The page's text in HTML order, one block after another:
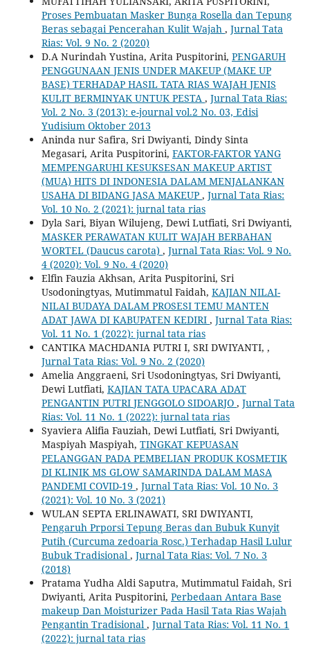
Proses Pembuatan Masker Bunga Rosella dan Tepung
Beras sebagai Pencerahan Kulit Wajah , Jurnal Tata
Rias: Vol. 9 No. 2 (2020)
D.A Nurindah Yustina, Arita Puspitorini, PENGARUH
PENGGUNAAN JENIS UNDER MAKEUP (MAKE UP
BASE) TERHADAP HASIL TATA RIAS WAJAH JENIS
KULIT BERMINYAK UNTUK PESTA , Jurnal Tata Rias:
Vol. 2 No. 3 (2013): e-journal vol.2 No. 03, Edisi
Yudisium Oktober 2013
Aninda nur Safira, Sri Dwiyanti, Dindy Sinta
Megasari, Arita Puspitorini, FAKTOR-FAKTOR YANG
MEMPENGARUHI KESUKSESAN MAKEUP ARTIST
(MUA) HITS DI INDONESIA DALAM MENJALANKAN
USAHA DI BIDANG JASA MAKEUP , Jurnal Tata Rias:
Vol. 10 No. 2 (2021): jurnal tata rias
Dyla Sari, Biyan Wilujeng, Dewi Lutfiati, Sri Dwiyanti,
MASKER PERAWATAN KULIT WAJAH BERBAHAN
WORTEL (Daucus carota) , Jurnal Tata Rias: Vol. 9 No.
4 (2020): Vol. 9 No. 4 (2020)
Elfin Fauzia Akhsan, Arita Puspitorini, Sri
Usodoningtyas, Mutimmatul Faidah, KAJIAN NILAI-
NILAI BUDAYA DALAM PROSESI TEMU MANTEN
ADAT JAWA DI KABUPATEN KEDIRI , Jurnal Tata Rias:
Vol. 11 No. 1 (2022): jurnal tata rias
CANTIKA MACHDANIA PUTRI I, SRI DWIYANTI, ,
Jurnal Tata Rias: Vol. 9 No. 2 (2020)
Amelia Anggraeni, Sri Usodoningtyas, Sri Dwiyanti,
Dewi Lutfiati, KAJIAN TATA UPACARA ADAT
PENGANTIN PUTRI JENGGOLO SIDOARJO , Jurnal Tata
Rias: Vol. 11 No. 1 (2022): jurnal tata rias
Syaviera Alifia Fauziah, Dewi Lutfiati, Sri Dwiyanti,
Maspiyah Maspiyah, TINGKAT KEPUASAN
PELANGGAN PADA PEMBELIAN PRODUK KOSMETIK
DI KLINIK MS GLOW SAMARINDA DALAM MASA
PANDEMI COVID-19 , Jurnal Tata Rias: Vol. 10 No. 3
(2021): Vol. 10 No. 3 (2021)
WULAN SEPTA ERLINAWATI, SRI DWIYANTI,
Pengaruh Prporsi Tepung Beras dan Bubuk Kunyit
Putih (Curcuma zedoaria Rosc.) Terhadap Hasil Lulur
Bubuk Tradisional , Jurnal Tata Rias: Vol. 7 No. 3
(2018)
Pratama Yudha Aldi Saputra, Mutimmatul Faidah, Sri
Dwiyanti, Arita Puspitorini, Perbedaan Antara Base
makeup Dan Moisturizer Pada Hasil Tata Rias Wajah
Pengantin Tradisional , Jurnal Tata Rias: Vol. 11 No. 1
(2022): jurnal tata rias